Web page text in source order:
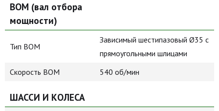
ВОМ (вал отбора
мощности)
Тип ВОМ
Зависимый шестипазовый Ø35 с
прямоугольными шлицами
Скорость ВОМ
540 об/мин
ШАССИ И КОЛЕСА